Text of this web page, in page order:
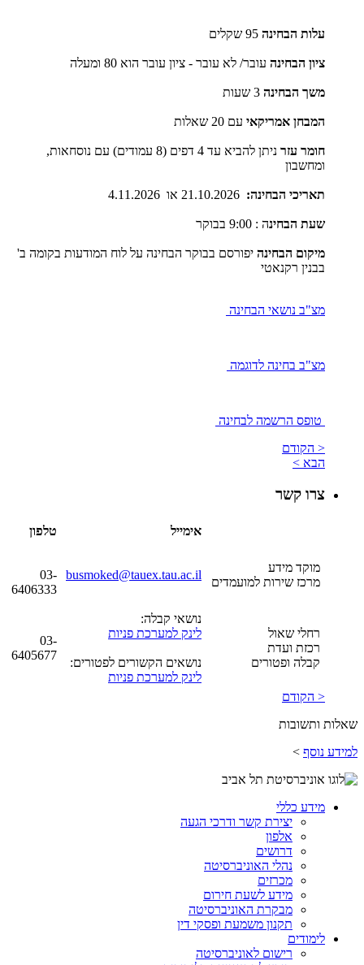
עלות הבחינה
ציון הבחינה עובר/ לא עובר - ציון עובר הוא 80 ומעלה
משך הבחינה
המבחן אמריקאי עם 20 שאלות
חומר עזר
ניתן להביא עד 4 דפים (8 עמודים) עם נוסחאות,
ומחשבון
תאריכי הבחינה:
שעת הבחינה : 9:00 בבוקר
מיקום הבחינה יפורסם בבוקר הבחינה על לוח המודעות בקומה ב'
בבנין רקנאטי
מצ"ב נושאי הבחינה
מצ"ב בחינה לדוגמה
טופס הרשמה לבחינה
< הקודם
הבא >
צרו קשר
אימייל טלפון
מוקד מידע
מרכז שירות למועמדים
busmoked@tauex.tau.ac.il
03-
6406333
רחלי שאול
רכזת ועדת
קבלה ופטורים
נושאי קבלה:
לינק למערכת פניות
נושאים הקשורים לפטורים:
לינק למערכת פניות
03-
6405677
< הקודם
שאלות ותשובות
למידע נוסף >
מידע כללי
יצירת קשר ודרכי הגעה
אלפון
דרושים
נהלי האוניברסיטה
מכרזים
מידע לשעת חירום
מבקרת האוניברסיטה
תקנון משמעת ופסקי דין
לימודים
רישום לאוניברסיטה